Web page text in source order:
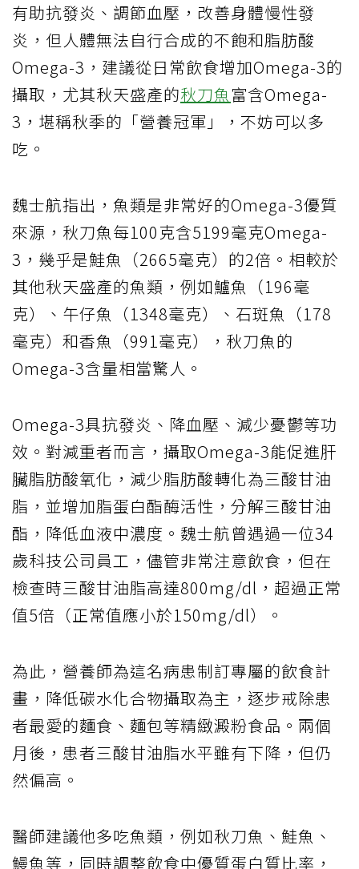
有助抗發炎、調節血壓，改善身體慢性發
炎，但人體無法自行合成的不飽和脂肪酸
Omega-3，建議從日常飲食增加Omega-3的
攝取，尤其秋天盛產的秋刀魚富含Omega-
3，堪稱秋季的「營養冠軍」，不妨可以多
吃。
魏士航指出，魚類是非常好的Omega-3優質
來源，秋刀魚每100克含5199毫克Omega-
3，幾乎是鮭魚（2665毫克）的2倍。相較於
其他秋天盛產的魚類，例如鱸魚（196毫
克）、午仔魚（1348毫克）、石斑魚（178
毫克）和香魚（991毫克），秋刀魚的
Omega-3含量相當驚人。
Omega-3具抗發炎、降血壓、減少憂鬱等功
效。對減重者而言，攝取Omega-3能促進肝
臟脂肪酸氧化，減少脂肪酸轉化為三酸甘油
脂，並增加脂蛋白酯酶活性，分解三酸甘油
酯，降低血液中濃度。魏士航曾遇過一位34
歲科技公司員工，儘管非常注意飲食，但在
檢查時三酸甘油脂高達800mg/dl，超過正常
值5倍（正常值應小於150mg/dl）。
為此，營養師為這名病患制訂專屬的飲食計
畫，降低碳水化合物攝取為主，逐步戒除患
者最愛的麵食、麵包等精緻澱粉食品。兩個
月後，患者三酸甘油脂水平雖有下降，但仍
然偏高。
醫師建議他多吃魚類，例如秋刀魚、鮭魚、
鰻魚等，同時調整飲食中優質蛋白質比率，